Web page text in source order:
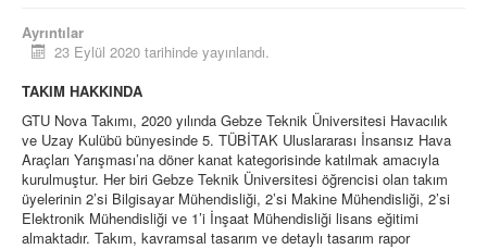
Ayrıntılar
23 Eylül 2020 tarihinde yayınlandı.
TAKIM HAKKINDA
GTU Nova Takımı, 2020 yılında Gebze Teknik Üniversitesi Havacılık
ve Uzay Kulübü bünyesinde 5. TÜBİTAK Uluslararası İnsansız Hava
Araçları Yarışması’na döner kanat kategorisinde katılmak amacıyla
kurulmuştur. Her biri Gebze Teknik Üniversitesi öğrencisi olan takım
üyelerinin 2’si Bilgisayar Mühendisliği, 2’si Makine Mühendisliği, 2’si
Elektronik Mühendisliği ve 1’i İnşaat Mühendisliği lisans eğitimi
almaktadır. Takım, kavramsal tasarım ve detaylı tasarım rapor